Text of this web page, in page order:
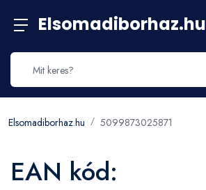
Elsomadiborhaz.hu
Elsomadiborhaz.hu 5099873025871
EAN kód: